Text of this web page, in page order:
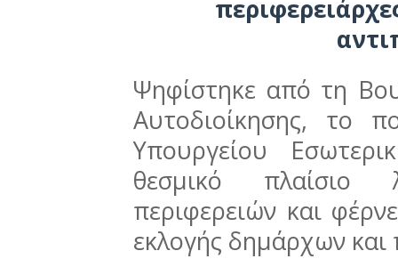
Ψηφίστηκε από τη
Αυτοδιοίκησης, το
Υπουργείου
θεσμικό πλαίσιο
περιφερειών και
εκλογής δημάρχων και